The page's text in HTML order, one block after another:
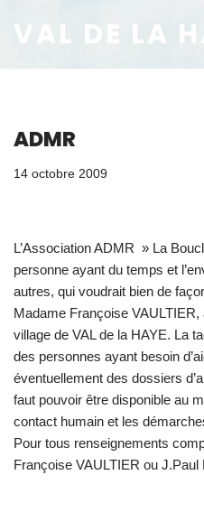
Aller
VAL DE LA
ADMR
14 octobre 2009
L’Association ADMR » La
personne ayant du temps et
autres, qui voudrait bien de
Madame Françoise
village de VAL de la HAYE. La
des personnes ayant besoin
éventuellement des dossiers
faut pouvoir être disponible au
contact humain et les
Pour tous renseignements
Françoise VAULTIER ou J.Paul